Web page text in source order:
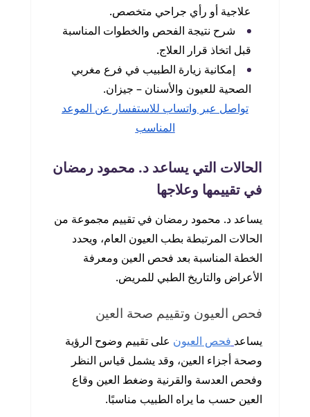
علاجية أو رأي جراحي متخصص.
شرح نتيجة الفحص والخطوات المناسبة
قبل اتخاذ قرار العلاج.
إمكانية زيارة الطبيب في فرع مغربي
الصحية للعيون والأسنان – جيزان.
تواصل عبر واتساب للاستفسار عن الموعد
المناسب
الحالات التي يساعد د. محمود رمضان
في تقييمها وعلاجها
يساعد د. محمود رمضان في تقييم مجموعة من
الحالات المرتبطة بطب العيون العام، ويحدد
الخطة المناسبة بعد فحص العين ومعرفة
الأعراض والتاريخ الطبي للمريض.
فحص العيون وتقييم صحة العين
يساعد فحص العيون على تقييم وضوح الرؤية
وصحة أجزاء العين، وقد يشمل قياس النظر
وفحص العدسة والقرنية وضغط العين وقاع
العين حسب ما يراه الطبيب مناسبًا.